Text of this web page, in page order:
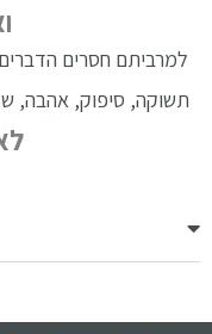
למרביתם חסרים
תשוקה, סיפוק, אהבה,